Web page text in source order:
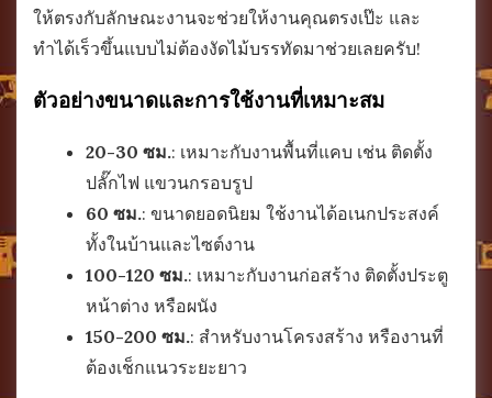
ให้ตรงกับลักษณะงานจะช่วยให้งานคุณตรงเป๊ะ และ
ทำได้เร็วขึ้นแบบไม่ต้องงัดไม้บรรทัดมาช่วยเลยครับ!
ตัวอย่างขนาดและการใช้งานที่เหมาะสม
20-30 ซม.: เหมาะกับงานพื้นที่แคบ เช่น ติดตั้ง
ปลั๊กไฟ แขวนกรอบรูป
60 ซม.: ขนาดยอดนิยม ใช้งานได้อเนกประสงค์
ทั้งในบ้านและไซต์งาน
100-120 ซม.: เหมาะกับงานก่อสร้าง ติดตั้งประตู
หน้าต่าง หรือผนัง
150-200 ซม.: สำหรับงานโครงสร้าง หรืองานที่
ต้องเช็กแนวระยะยาว